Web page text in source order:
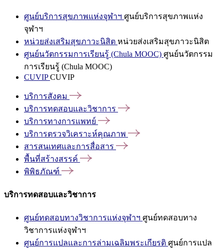
ศูนย์บริการสุขภาพแห่งจุฬาฯ ศูนย์บริการสุขภาพแห่ง
จุฬาฯ
หน่วยส่งเสริมสุขภาวะนิสิต หน่วยส่งเสริมสุขภาวะนิสิต
ศูนย์นวัตกรรมการเรียนรู้ (Chula MOOC) ศูนย์นวัตกรรม
การเรียนรู้ (Chula MOOC)
CUVIPCUVIP
บริการสังคม
บริการทดสอบและวิชาการ
บริการทางการแพทย์
บริการตรวจวิเคราะห์คุณภาพ
สารสนเทศและการสื่อสาร
พื้นที่สร้างสรรค์
พิพิธภัณฑ์
บริการทดสอบและวิชาการ
ศูนย์ทดสอบทางวิชาการแห่งจุฬาฯ ศูนย์ทดสอบทาง
วิชาการแห่งจุฬาฯ
ศูนย์การแปลและการล่ามเฉลิมพระเกียรติ ศูนย์การแปล